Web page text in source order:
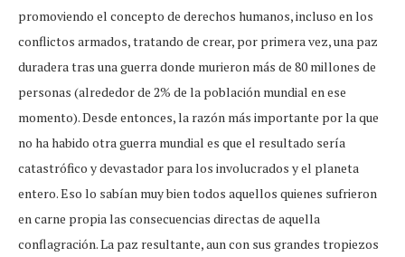
promoviendo el concepto de derechos humanos, incluso en los
conflictos armados, tratando de crear, por primera vez, una paz
duradera tras una guerra donde murieron más de 80 millones de
personas (alrededor de 2% de la población mundial en ese
momento). Desde entonces, la razón más importante por la que
no ha habido otra guerra mundial es que el resultado sería
catastrófico y devastador para los involucrados y el planeta
entero. Eso lo sabían muy bien todos aquellos quienes sufrieron
en carne propia las consecuencias directas de aquella
conflagración. La paz resultante, aun con sus grandes tropiezos